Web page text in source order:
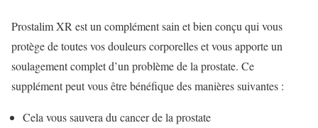
Prostalim XR est un complément sain et bien conçu qui vous
protège de toutes vos douleurs corporelles et vous apporte un
soulagement complet d’un problème de la prostate. Ce
supplément peut vous être bénéfique des manières suivantes :
Cela vous sauvera du cancer de la prostate